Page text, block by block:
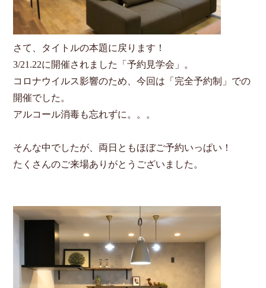
さて、タイトルの本題に戻ります！
3/21.22に開催されました「予約見学会」。
コロナウイルス影響のため、今回は「完全予約制」での
開催でした。
アルコール消毒も忘れずに。。。
そんな中でしたが、両日ともほぼご予約いっぱい！
たくさんのご来場ありがとうございました。